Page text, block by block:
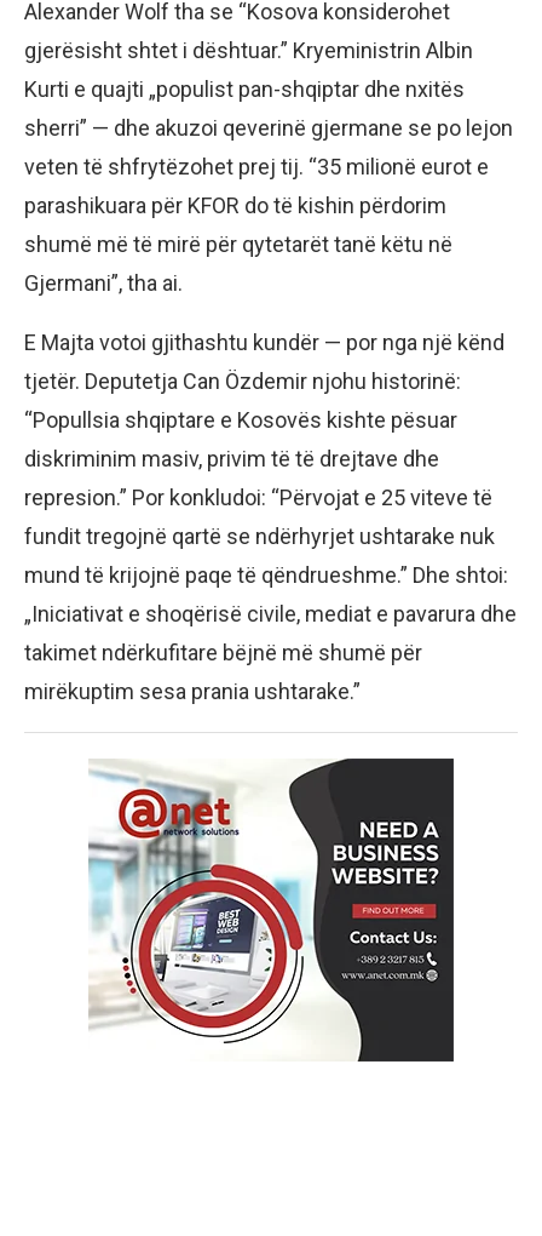
Alexander Wolf tha se “Kosova konsiderohet
gjerësisht shtet i dështuar.” Kryeministrin Albin
Kurti e quajti „populist pan-shqiptar dhe nxitës
sherri” — dhe akuzoi qeverinë gjermane se po lejon
veten të shfrytëzohet prej tij. “35 milionë eurot e
parashikuara për KFOR do të kishin përdorim
shumë më të mirë për qytetarët tanë këtu në
Gjermani”, tha ai.
E Majta votoi gjithashtu kundër — por nga një kënd
tjetër. Deputetja Can Özdemir njohu historinë:
“Popullsia shqiptare e Kosovës kishte pësuar
diskriminim masiv, privim të të drejtave dhe
represion.” Por konkludoi: “Përvojat e 25 viteve të
fundit tregojnë qartë se ndërhyrjet ushtarake nuk
mund të krijojnë paqe të qëndrueshme.” Dhe shtoi:
„Iniciativat e shoqërisë civile, mediat e pavarura dhe
takimet ndërkufitare bëjnë më shumë për
mirëkuptim sesa prania ushtarake.”